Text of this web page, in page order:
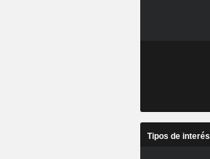
Tipos de interés